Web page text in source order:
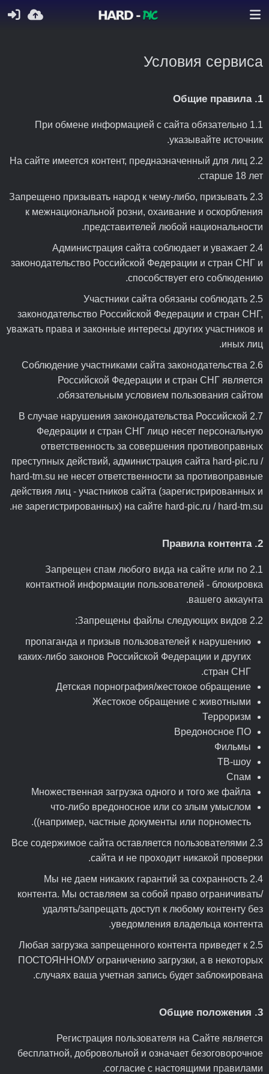
Условия сервиса
1.1 При обмене информацией с сайта обязательно
указывайте источник.
2.2 На сайте имеется контент, предназначенный для лиц
старше 18 лет.
2.3 Запрещено призывать народ к чему-либо, призывать
к межнациональной розни, охаивание и оскорбления
представителей любой национальности.
2.4 Администрация сайта соблюдает и уважает
законодательство Российской Федерации и стран СНГ и
способствует его соблюдению.
2.5 Участники сайта обязаны соблюдать
законодательство Российской Федерации и стран СНГ,
уважать права и законные интересы других участников и
иных лиц.
2.6 Соблюдение участниками сайта законодательства
Российской Федерации и стран СНГ является
обязательным условием пользования сайтом.
2.7 В случае нарушения законодательства Российской
Федерации и стран СНГ лицо несет персональную
ответственность за совершения противоправных
преступных действий, администрация сайта hard-pic.ru /
hard-tm.su не несет ответственности за противоправные
действия лиц - участников сайта (зарегистрированных и
не зарегистрированных) на сайте hard-pic.ru / hard-tm.su.
2.1 Запрещен спам любого вида на сайте или по
контактной информации пользователей - блокировка
вашего аккаунта.
2.2 Запрещены файлы следующих видов:
пропаганда и призыв пользователей к нарушению
каких-либо законов Российской Федерации и других
стран СНГ.
Детская порнография/жестокое обращение
Жестокое обращение с животными
Терроризм
Вредоносное ПО
Фильмы
ТВ-шоу
Спам
Множественная загрузка одного и того же файла
что-либо вредоносное или со злым умыслом
(например, частные документы или порноместь).
2.3 Все содержимое сайта оставляется пользователями
сайта и не проходит никакой проверки.
2.4 Мы не даем никаких гарантий за сохранность
контента. Мы оставляем за собой право ограничивать/
удалять/запрещать доступ к любому контенту без
уведомления владельца контента.
2.5 Любая загрузка запрещенного контента приведет к
ПОСТОЯННОМУ ограничению загрузки, а в некоторых
случаях ваша учетная запись будет заблокирована.
Регистрация пользователя на Сайте является
бесплатной, добровольной и означает безоговорочное
согласие с настоящими правилами.